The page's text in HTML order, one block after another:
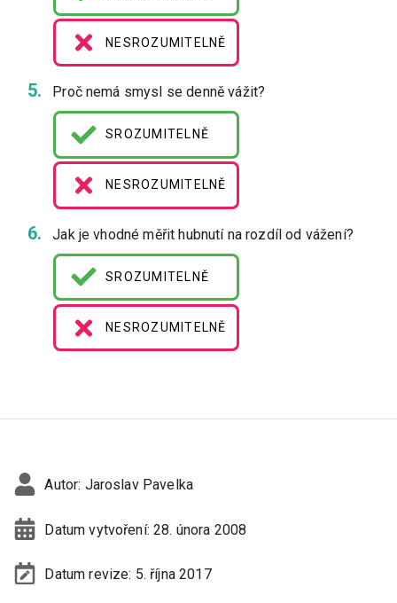
NESROZUMITELNĚ
Proč nemá smysl se denně vážit?
SROZUMITELNĚ
NESROZUMITELNĚ
Jak je vhodné měřit hubnutí na rozdíl od vážení?
SROZUMITELNĚ
NESROZUMITELNĚ
Autor: Jaroslav Pavelka
Datum vytvoření:28. února 2008
Datum revize: 5. října 2017